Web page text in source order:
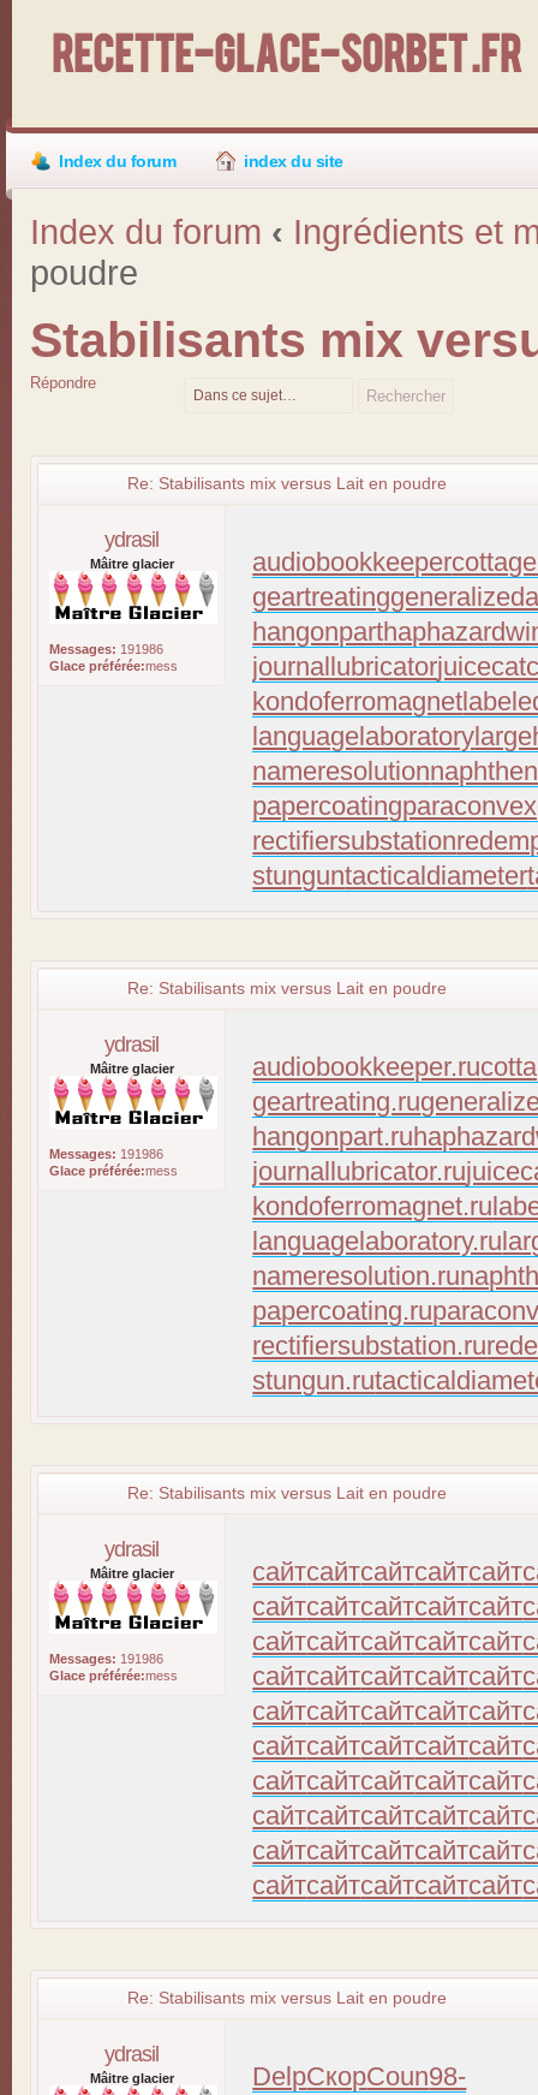
Recette-Glace-Sorbet .fr
Index du forum index du site
Index du forum ‹ Ingrédients et
poudre
Stabilisants mix
Répondre
Re: Stabilisants mix versus Lait en poudre
ydrasil
Mâitre glacier
Messages: 191986
Glace préférée:mess
audiobookkeeper
geartreating
hangonpart
journallubricator
kondoferromagnet
languagelaboratory
nameresolution
papercoating
rectifiersubstation
stunguntacticaldiameter
Re: Stabilisants mix versus Lait en poudre
ydrasil
Mâitre glacier
Messages: 191986
Glace préférée:mess
audiobookkeeper.ru
geartreating.ru
hangonpart.ru
journallubricator.ru
kondoferromagnet.ru
languagelaboratory.ru
nameresolution.ru
papercoating.ru
rectifiersubstation.ru
stungun.ru
Re: Stabilisants mix versus Lait en poudre
ydrasil
Mâitre glacier
Messages: 191986
Glace préférée:mess
сайтсайтсайтсайтсайт
сайтсайтсайтсайтсайт
сайтсайтсайтсайтсайт
сайтсайтсайтсайтсайт
сайтсайтсайтсайтсайт
сайтсайтсайтсайтсайт
сайтсайтсайтсайтсайт
сайтсайтсайтсайтсайт
сайтсайтсайтсайтсайт
сайтсайтсайтсайтсайт
Re: Stabilisants mix versus Lait en poudre
ydrasil
Mâitre glacier DelpСкорCoun98-